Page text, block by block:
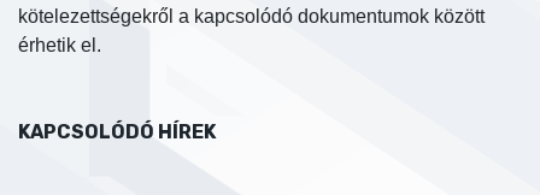
kötelezettségekről a kapcsolódó dokumentumok között
érhetik el.
KAPCSOLÓDÓ HÍREK